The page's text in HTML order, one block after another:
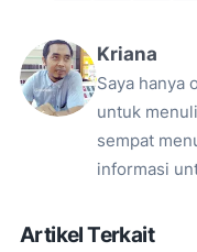
Kriana
Saya hanya
untuk
sempat
informasi
Artikel Terkait